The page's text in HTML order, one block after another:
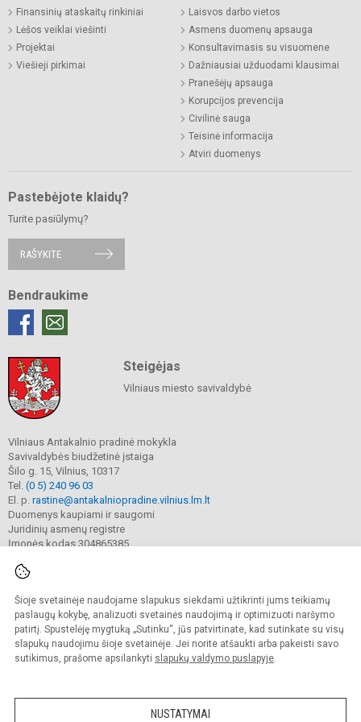
Šioje svetainėje naudojame slapukus siekdami užtikrinti jums teikiamų
paslaugų kokybę, analizuoti svetainės naudojimą ir optimizuoti naršymo
patirtį. Spustelėję mygtuką „Sutinku“, jūs patvirtinate, kad sutinkate su visų
slapukų naudojimu šioje svetainėje. Jei norite atšaukti arba pakeisti savo
sutikimus, prašome apsilankyti slapukų valdymo puslapyje.
NUSTATYMAI
Finansinių ataskaitų rinkiniai
Lėšos veiklai viešinti
Projektai
Viešieji pirkimai
Laisvos darbo vietos
Asmens duomenų apsauga
Konsultavimasis su visuomene
Dažniausiai užduodami klausimai
Pranešėjų apsauga
Korupcijos prevencija
Civilinė sauga
Teisinė informacija
Atviri duomenys
Pastebėjote klaidų?
Turite pasiūlymų?
RAŠYKITE
Bendraukime
Steigėjas
Vilniaus miesto savivaldybė
Vilniaus Antakalnio pradinė mokykla
Savivaldybės biudžetinė įstaiga
Šilo g. 15, Vilnius, 10317
Tel. (0 5) 240 96 03
El. p. rastine@antakalniopradine.vilnius.lm.lt
Duomenys kaupiami ir saugomi
Juridinių asmenų registre
Įmonės kodas 304865385
© 2023. Vilniaus Antakalnio pradinė mokykla. Visos teisės saugomos.
Kopijuoti turinį be raštiško gimnazijos sutikimo griežtai draudžiama.
Prieinamumo paraiška Slapukų valdymas
Sumanus būdas atnaujinti